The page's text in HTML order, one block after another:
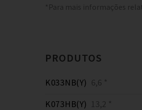
*Para mais informações
PRODUTOS
K033NB(Y) 6,6 *
K073HB(Y) 13,2 *